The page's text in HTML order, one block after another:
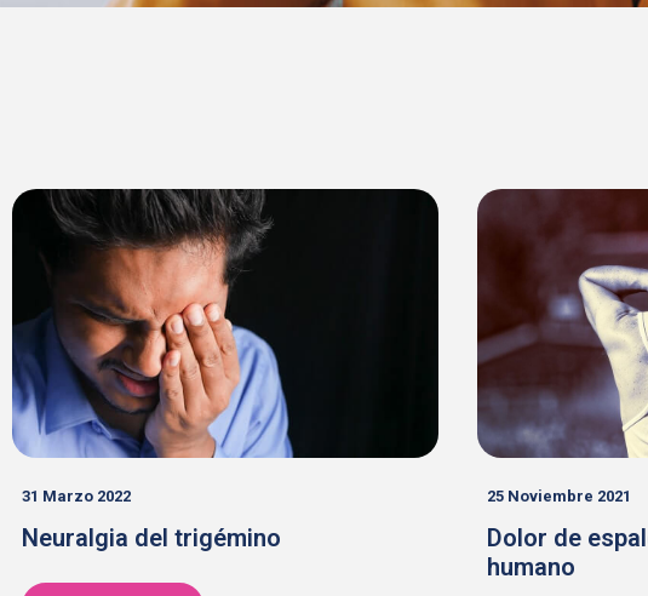
31 Marzo 2022
Neuralgia del trigémino
25 Noviembre 2021
Dolor de
humano